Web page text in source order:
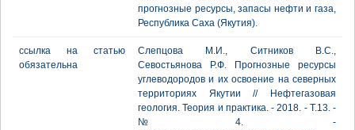
прогнозные ресурсы, запасы нефти и газа,
Республика Саха (Якутия).
ссылка на статью
обязательна
Слепцова М.И., Ситников В.С.,
Севостьянова Р.Ф. Прогнозные ресурсы
углеводородов и их освоение на северных
территориях Якутии // Нефтегазовая
геология. Теория и практика. - 2018. - Т.13. -
№4. -